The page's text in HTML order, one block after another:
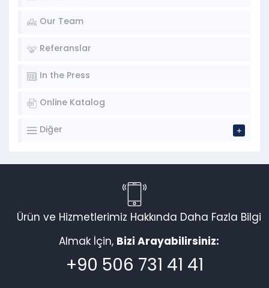
Our Team
Referanslar
In the Press
Online Katalog
Diğer
Ürün ve Hizmetlerimiz Hakkında Daha Fazla Bilgi
Almak İçin, Bizi Arayabilirsiniz:
+90 506 731 41 41